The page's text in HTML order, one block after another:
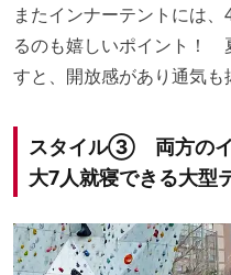
またインナーテントには
るのも嬉しいポイント！
すと、開放感があり通気も
スタイル③ 両方のイ
大7人就寝できる大型